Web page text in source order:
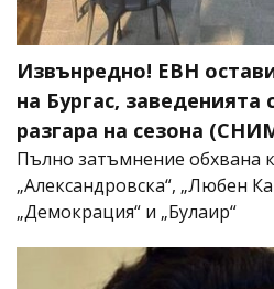
Извънредно! ЕВН
на Бургас, заведенията
разгара на сезона
Пълно затъмнение обхвана
„Александровска“, „Любен
„Демокрация“ и „Булаир“